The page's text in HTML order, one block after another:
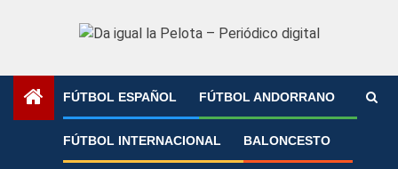
FÚTBOL ESPAÑOL FÚTBOL ANDORRANO
FÚTBOL INTERNACIONAL BALONCESTO
»